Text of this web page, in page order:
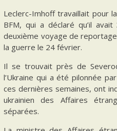
Leclerc-Imhoff travaillait pour
BFM, qui a déclaré qu’il
deuxième voyage de
la guerre le 24 février.
Il se trouvait près de
l’Ukraine qui a été pilonnée
ces dernières semaines, ont
ukrainien des Affaires
séparées.